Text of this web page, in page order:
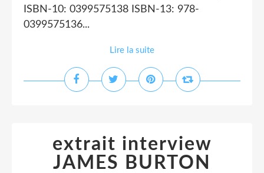
ISBN-10: 0399575138 ISBN-13: 978-
0399575136...
Lire la suite
extrait interview
JAMES BURTON